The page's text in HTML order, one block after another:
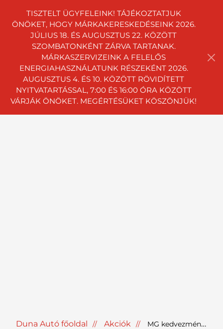
TISZTELT ÜGYFELEINK! TÁJÉKOZTATJUK
ÖNÖKET, HOGY MÁRKAKERESKEDÉSEINK 2026.
JÚLIUS 18. ÉS AUGUSZTUS 22. KÖZÖTT
SZOMBATONKÉNT ZÁRVA TARTANAK.
MÁRKASZERVIZEINK A FELELŐS
ENERGIAHASZNÁLATUNK RÉSZEKÉNT 2026.
AUGUSZTUS 4. ÉS 10. KÖZÖTT RÖVIDÍTETT
NYITVATARTÁSSAL, 7:00 ÉS 16:00 ÓRA KÖZÖTT
VÁRJÁK ÖNÖKET. MEGÉRTÉSÜKET KÖSZÖNJÜK!
Duna Autó főoldal Akciók MG kedvezmény pedagógusoknak